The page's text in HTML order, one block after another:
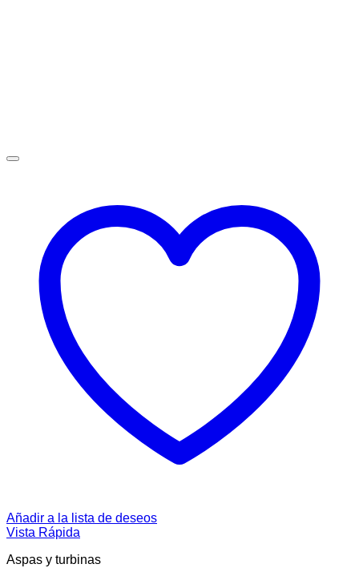
Añadir a la lista de deseos
Vista Rápida
Aspas y turbinas